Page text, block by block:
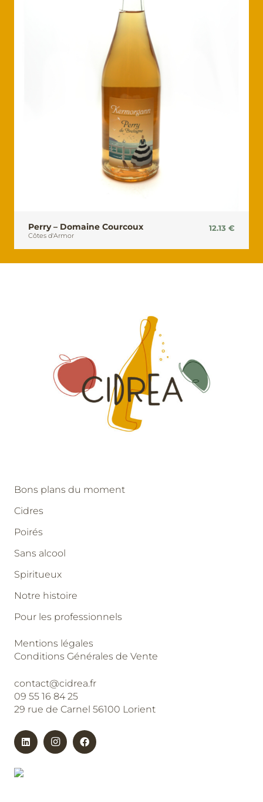
Perry – Domaine Courcoux
Côtes d'Armor
12.13 €
Bons plans du moment
Cidres
Poirés
Sans alcool
Spiritueux
Notre histoire
Pour les professionnels
Mentions légales
Conditions Générales de Vente
contact@cidrea.fr
09 55 16 84 25
29 rue de Carnel 56100 Lorient